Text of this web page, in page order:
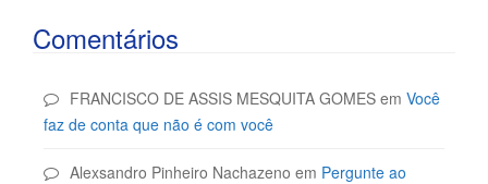
Comentários
FRANCISCO DE ASSIS MESQUITA GOMES em Você
faz de conta que não é com você
Alexsandro Pinheiro Nachazeno em Pergunte ao